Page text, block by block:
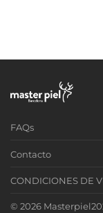
FAQs
Contacto
CONDICIONES DE
© 2026